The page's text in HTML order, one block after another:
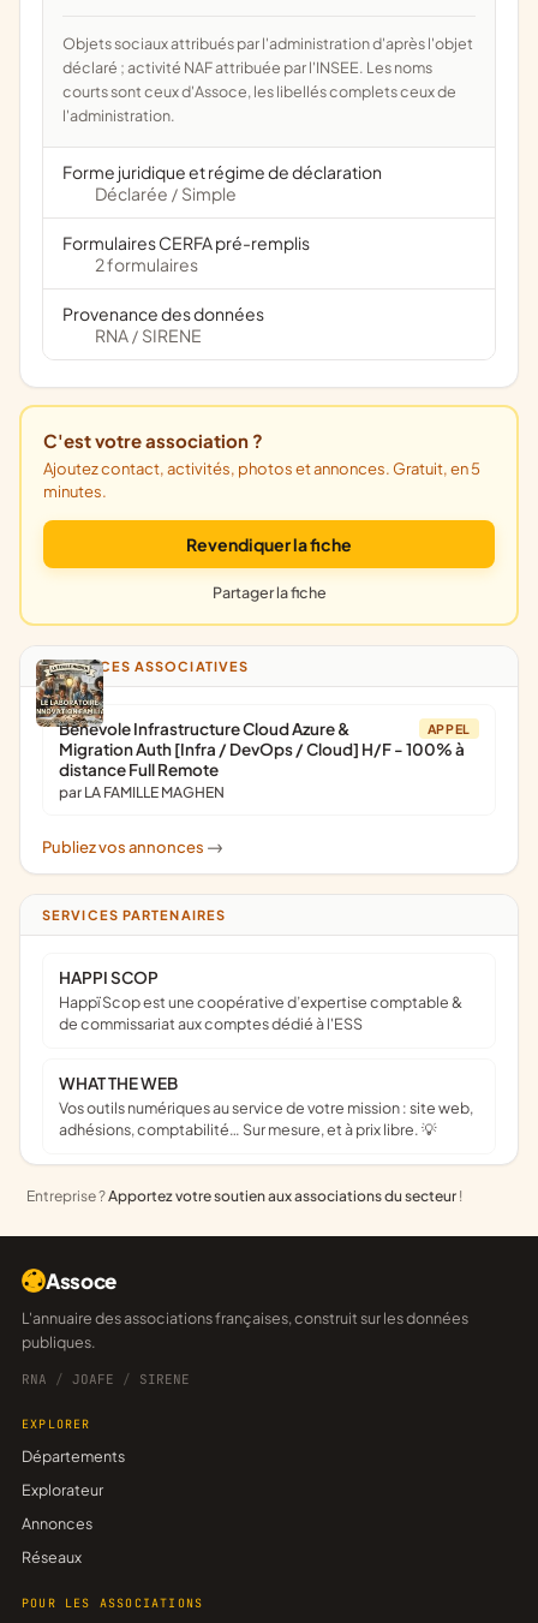
Objets sociaux attribués par l'administration d'après l'objet
déclaré ; activité NAF attribuée par l'INSEE. Les noms
courts sont ceux d'Assoce, les libellés complets ceux de
l'administration.
Forme juridique et régime de déclaration
Déclarée / Simple
Formulaires CERFA pré-remplis
2 formulaires
Provenance des données
RNA / SIRENE
C'est votre association ?
Ajoutez contact, activités, photos et annonces. Gratuit, en 5
minutes.
Revendiquer la fiche
Partager la fiche
ANNONCES ASSOCIATIVES
APPEL
Bénévole Infrastructure Cloud Azure &
Migration Auth [Infra / DevOps / Cloud] H/F - 100% à
distance Full Remote
par LA FAMILLE MAGHEN
Publiez vos annonces ->
SERVICES PARTENAIRES
HAPPI SCOP
Happï Scop est une coopérative d’expertise comptable &
de commissariat aux comptes dédié à l'ESS
WHAT THE WEB
Vos outils numériques au service de votre mission : site web,
adhésions, comptabilité… Sur mesure, et à prix libre. 💡
Entreprise ?Apportez votre soutien aux associations du secteur !
Assoce
L'annuaire des associations françaises, construit sur les données
publiques.
RNA / JOAFE / SIRENE
EXPLORER
Départements
Explorateur
Annonces
Réseaux
POUR LES ASSOCIATIONS